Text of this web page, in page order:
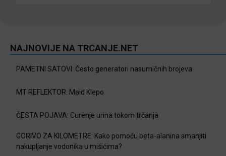
NAJNOVIJE NA TRCANJE.NET
PAMETNI SATOVI: Često generatori nasumičnih brojeva
MT REFLEKTOR: Maid Klepo
ČESTA POJAVA: Curenje urina tokom trčanja
GORIVO ZA KILOMETRE: Kako pomoću beta-alanina smanjiti
nakupljanje vodonika u mišićima?